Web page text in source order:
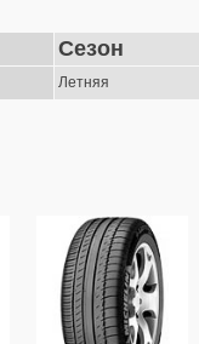
Сезон
Летняя